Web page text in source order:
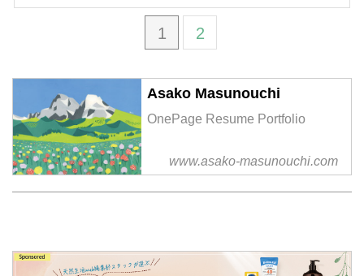
1 2
Asako Masunouchi
OnePage Resume Portfolio
www.asako-masunouchi.com